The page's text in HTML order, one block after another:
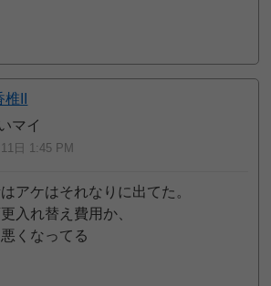
II
マイ
日 1:45 PM
アケはそれなりに出てた。
入れ替え費用か、
くなってる